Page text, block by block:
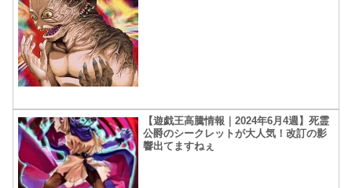
【遊戯王高騰情報｜2024年6月4週】死霊
公爵のシークレットが大人気！改訂の影
響出てますねぇ